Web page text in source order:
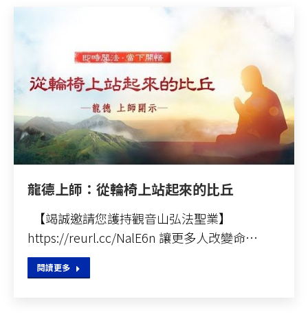
龍德上師：從輪椅上站起來的比丘
【竭誠邀請您護持觀音山弘法聖業】
https://reurl.cc/NalE6n 讓更多人改變命…
閱讀更多